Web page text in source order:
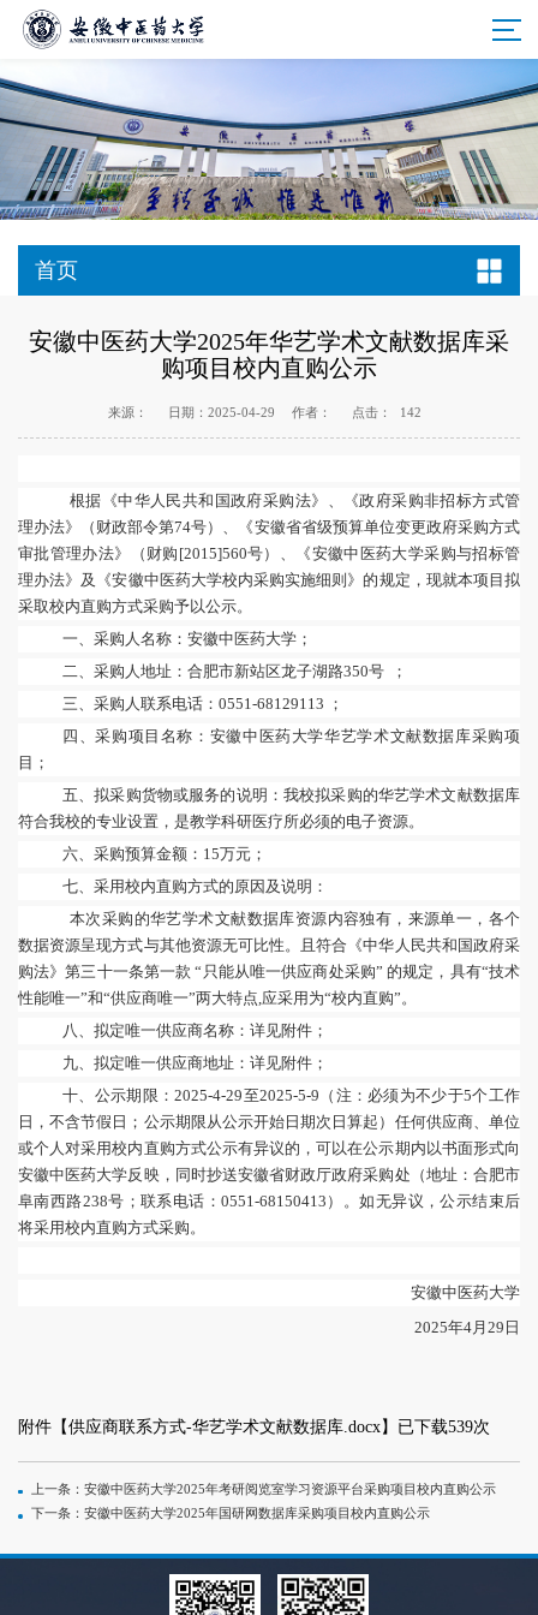
首页
安徽中医药大学2025年华艺学术文献数据库采
购项目校内直购公示
来源： 日期：2025-04-29 作者： 点击： 142
根据 《中华人民共和国政府采购法》、《政府采购非招标方式管
理办法》（财政部令第74号） 、
《安徽省省级预算单位变更政府采购方式
审批管理办法》（财购 [2015]560号） 、《安徽中医药大学采购与招标管
理办法》 及 《安徽中医药大学校内采购实施细则 》 的规定，现就本项目拟
采取校内直购方式采购予以公示。
一、采购人名称：安徽中医药大学；
二、采购人地址：合肥市新站区龙子湖路350号 ；
三、采购人联系电话： 0551-68129113 ；
四、采购项目名称： 安徽中医药大学华艺学术文献数据库采购项
目；
五、拟采购货物或服务的说明： 我校拟采购的华艺学术文献数据库
符合我校的专业设置， 是教学科研医疗所必须的电子资源。
六、采购预算金额： 15万元；
七、采用校内直购方式的原因及说明：
本次采购 的华艺学术文献数据库资源内容独有，来源单一，各个
数据资源呈现方式与其他资源无可比性。
且符合《中华人民共和国政府采
购法》第三十一条第一款 “只能从唯一供应商处采购” 的规定 ，具有“技术
性能唯一”和“供应商唯一”两大特点,应采用为“校内直购”。
八、拟定唯一供应商名称：详见附件；
九、拟定唯一供应商地址：详见附件；
十、公示期限：2025-4-29至2025-5-9 （注：必须为不少于5个工作
日，不含节假日；公示期限从公示开始日期次日算起）任何供应商、单位
或个人对采用校内直购方式公示有异议的，可以在公示期内以书面形式向
安徽中医药大学反映，同时抄送安徽省财政厅政府采购处（地址：合肥市
阜南西路238号；联系电话：0551-68150413）。如无异议，公示结束后
将采用校内直购方式采购。
安徽中医药大学
2025年4月 29 日
附件【供应商联系方式-华艺学术文献数据库.docx】已下载539次
上一条：安徽中医药大学2025年考研阅览室学习资源平台采购项目校内直购公示
下一条：安徽中医药大学2025年国研网数据库采购项目校内直购公示